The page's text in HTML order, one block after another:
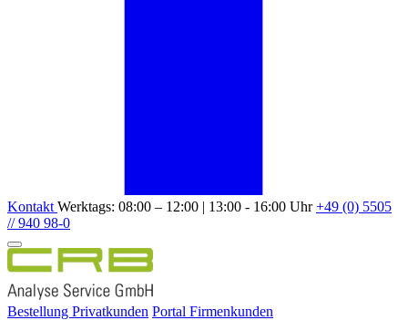
Kontakt Werktags: 08:00 – 12:00 | 13:00 - 16:00 Uhr+49 (0) 5505
// 940 98-0
Bestellung Privatkunden Portal Firmenkunden